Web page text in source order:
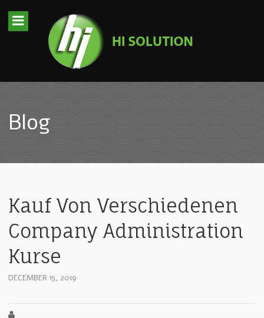
Blog
Kauf Von Verschiedenen
Company Administration
Kurse
DECEMBER 15, 2019